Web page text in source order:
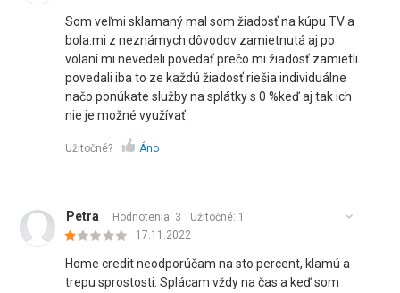
Som veľmi sklamaný mal som žiadosť na kúpu TV a
bola.mi z neznámych dôvodov zamietnutá aj po
volaní mi nevedeli povedať prečo mi žiadosť zamietli
povedali iba to ze každú žiadosť riešia individuálne
načo ponúkate služby na splátky s 0 %keď aj tak ich
nie je možné využívať
Užitočné? Áno
Petra Hodnotenia: 3 Užitočné: 1
17.11.2022
Home credit neodporúčam na sto percent, klamú a
trepu sprostosti. Splácam vždy na čas a keď som